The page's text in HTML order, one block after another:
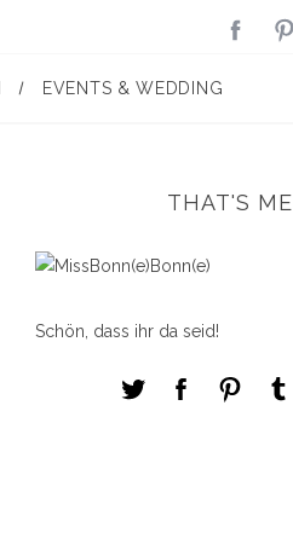
EVENTS & WEDDING
THAT'S ME
Schön, dass ihr da seid!